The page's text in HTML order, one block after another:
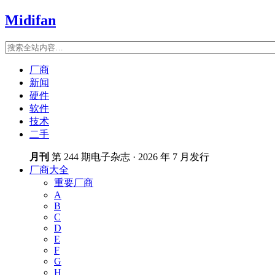
Midifan
厂商
新闻
硬件
软件
技术
二手
月刊 第 244 期电子杂志 · 2026 年 7 月发行
厂商大全
重要厂商
A
B
C
D
E
F
G
H